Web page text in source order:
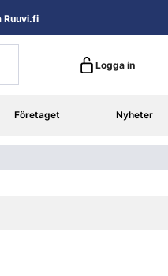
Logga in
Företaget Nyheter
Ruuvi.fi